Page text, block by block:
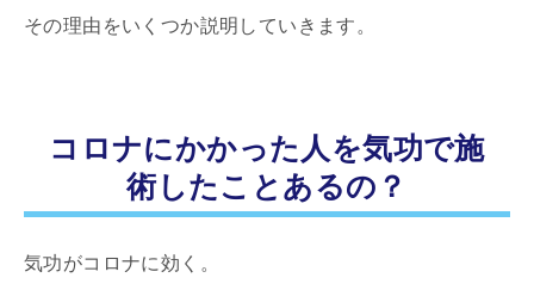
その理由をいくつか説明していきます。
コロナにかかった人を気功で施
術したことあるの？
気功がコロナに効く。